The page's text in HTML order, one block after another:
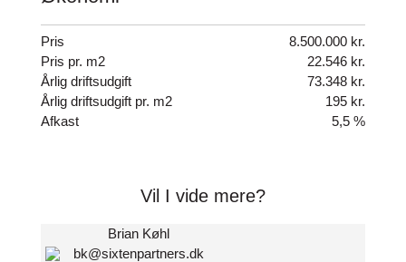
Attraktiv mulighed for udlejning af bolig- og
erhvervsenheder
Velegnet til liberale erhverv, administration, kontor
eller lignende formål
Fleksibel ejendom med mulighed for videreførelse af
anvendelse skaber en høj grad af fleksibilitet og giver
ejendommen inden for gældende planforhold.
Pris
8.500.000 kr.
Pris pr. m2
22.546 kr.
Årlig driftsudgift
73.348 kr.
Årlig driftsudgift pr. m2
195 kr.
Afkast
5,5 %
Vil I vide mere?
Brian Køhl
bk@sixtenpartners.dk